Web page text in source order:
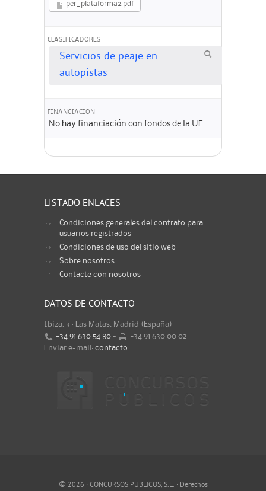
per_plataforma2.pdf
CLASIFICADORES
Servicios de peaje en
autopistas
FINANCIACION
No hay financiación con fondos de la UE
LISTADO ENLACES
Condiciones generales del contrato para
usuarios registrados
Condiciones de uso del sitio web
Sobre nosotros
Contacte con nosotros
DATOS DE CONTACTO
Ibiza, 3 · Las Matas, Madrid (España)
+34 91 630 54 80 -
+34 91 630 00 02
Enviar e-mail: contacto
© 2026 · CONCURSOS PUBLICOS, S.L. · Derechos